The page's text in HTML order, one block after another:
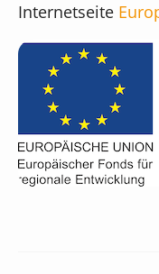
Server mieten
Was kostet
Preisübersicht
für
Das sagen
Internetseite